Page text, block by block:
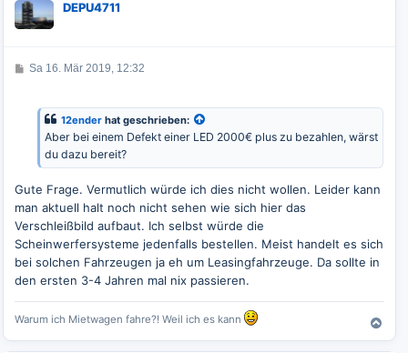
DEPU4711
B
Sa 16. Mär 2019, 12:32
12ender hat geschrieben:
Aber bei einem Defekt einer LED 2000€ plus zu bezahlen, wärst
du dazu bereit?
Gute Frage. Vermutlich würde ich dies nicht wollen. Leider kann
man aktuell halt noch nicht sehen wie sich hier das
Verschleißbild aufbaut. Ich selbst würde die
Scheinwerfersysteme jedenfalls bestellen. Meist handelt es sich
bei solchen Fahrzeugen ja eh um Leasingfahrzeuge. Da sollte in
den ersten 3-4 Jahren mal nix passieren.
Warum ich Mietwagen fahre?! Weil ich es kann
N
a